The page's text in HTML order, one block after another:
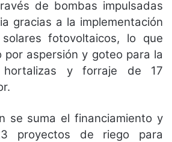
de bombas impulsadas
gracias a la implementación
fotovoltaicos, lo que
por aspersión y goteo para la
hortalizas y forraje de 17
se suma el financiamiento y
proyectos de riego para